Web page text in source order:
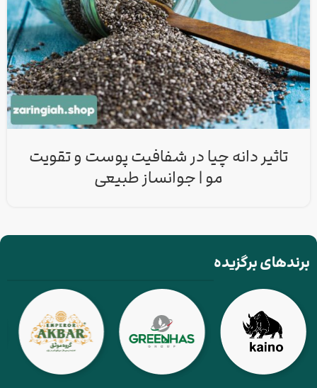
تاثیر دانه چیا در شفافیت پوست و تقویت
مو | جوانساز طبیعی
برندهای برگزیده